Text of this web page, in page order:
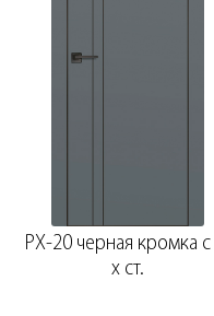
PX-20 черная кромка
х ст.